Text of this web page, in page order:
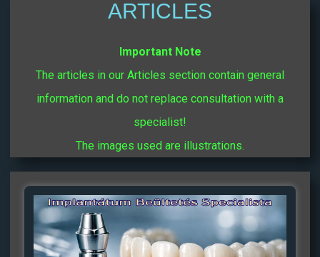
ARTICLES
Important Note
The articles in our Articles section contain general
information and do not replace consultation with a
specialist!
The images used are illustrations.
Oldal OldalOldal OldalOldalOldal